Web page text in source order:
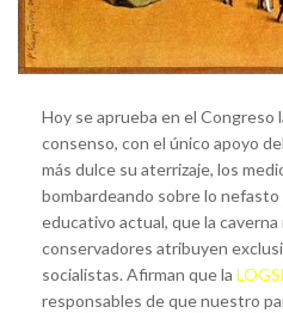
Hoy se aprueba en el Congreso
consenso, con el único apoyo
más dulce su aterrizaje, los
bombardeando sobre lo
educativo actual, que la
conservadores atribuyen
socialistas. Afirman que la
responsables de que nuestro